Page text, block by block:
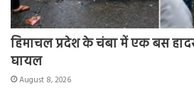
हिमाचल प्रदेश के चंबा में एक बस
घायल
August 8, 2026